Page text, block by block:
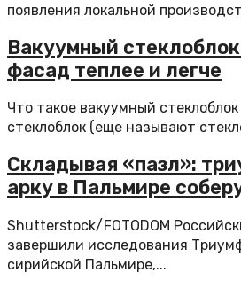
появления локальной
Вакуумный
фасад теплее и легче
Что такое вакуумный
стеклоблок (еще называют
Складывая «пазл»:
арку в Пальмире
Shutterstock/FOTODOM
завершили исследования
сирийской Пальмире,...